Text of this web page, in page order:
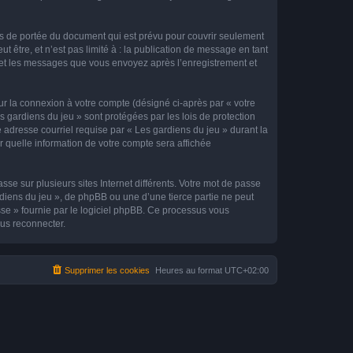
portée du document qui est prévu pour couvrir seulement
être, et n’est pas limité à : la publication de message en tant
les messages que vous envoyez après l’enregistrement et
la connexion à votre compte (désigné ci-après par « votre
du jeu » sont protégées par les lois de protection
courriel requise par « Les gardiens du jeu » durant la
information de votre compte sera affichée
sur plusieurs sites Internet différents. Votre mot de passe
du jeu », de phpBB ou une d’une tierce partie ne peut
» fournie par le logiciel phpBB. Ce processus vous
reconnecter.
Heures au format UTC+02:00
Supprimer les cookies